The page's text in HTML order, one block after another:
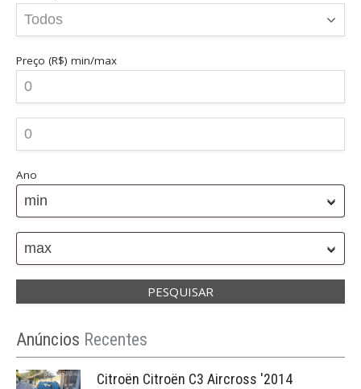
Preço (R$) min/max
Ano
min
max
Anúncios Recentes
Citroën Citroën C3 Aircross '2014